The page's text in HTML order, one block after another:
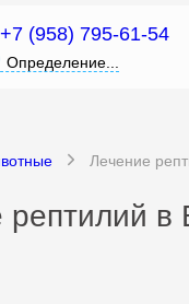
+7 (958) 795-61-54
Определение...
Лечение
рептилий в